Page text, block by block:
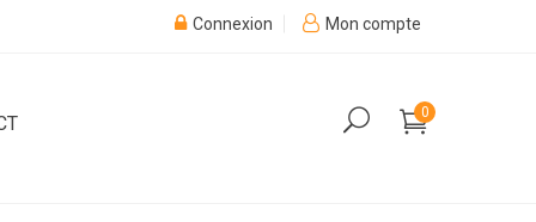
Mon compte
Connexion
0